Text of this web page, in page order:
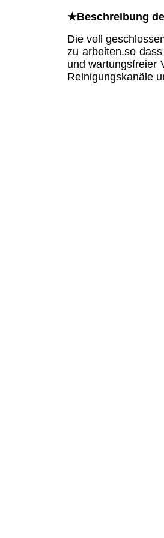
★Beschreibung
Die voll
zu arbeiten.so
und wartungsfreier
Reinigungskanäle